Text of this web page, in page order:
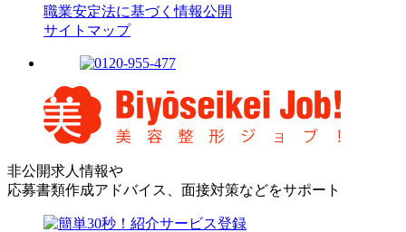
職業安定法に基づく情報公開
サイトマップ
非公開求人情報や
応募書類作成アドバイス、面接対策などをサポート